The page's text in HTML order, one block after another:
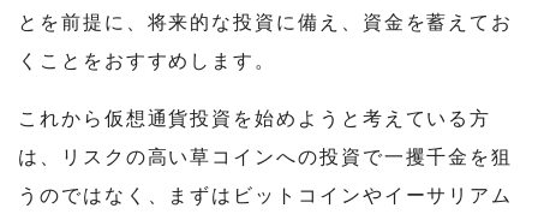
とを前提に、将来的な投資に備え、資金を蓄えてお
くことをおすすめします。
これから仮想通貨投資を始めようと考えている方
は、リスクの高い草コインへの投資で一攫千金を狙
うのではなく、まずはビットコインやイーサリアム